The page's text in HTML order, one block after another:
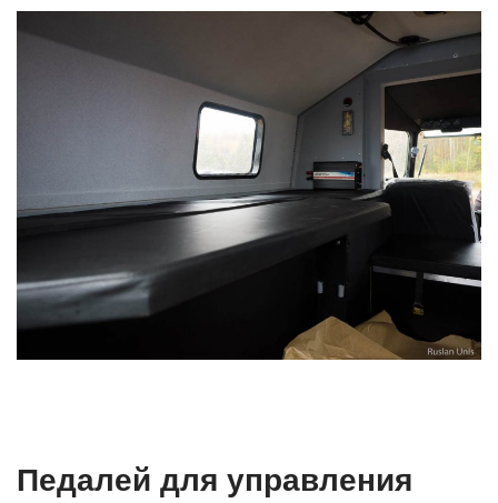
Педалей для управления